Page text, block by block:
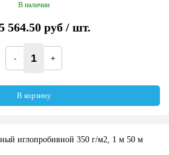
В наличии
564.50 руб/ шт.
В корзину